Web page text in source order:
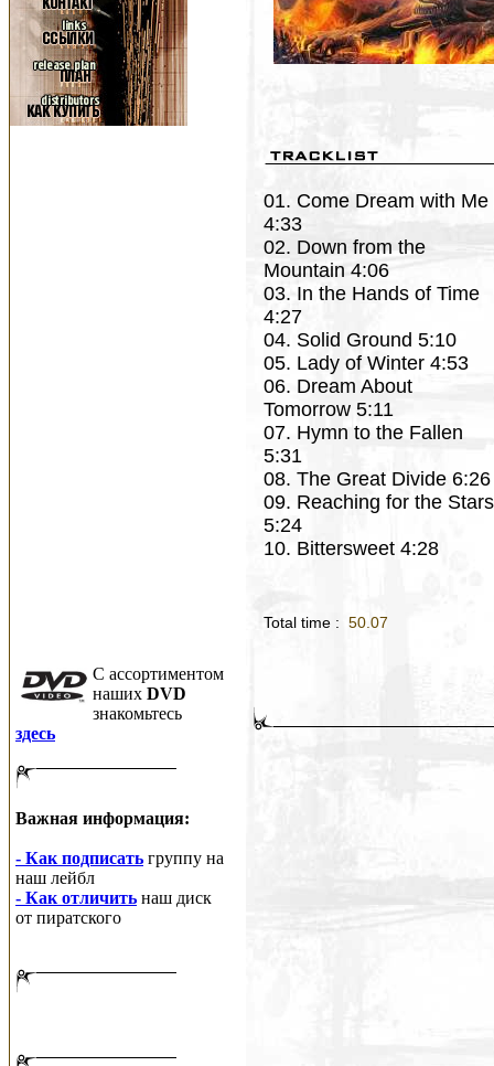
C ассортиментом
наших DVD
знакомьтесь
здесь
Важная информация:
- Как подписать группу на
наш лейбл
- Как отличить наш диск
от пиратского
01. Come Dream with Me
4:33
02. Down from the
Mountain 4:06
03. In the Hands of Time
4:27
04. Solid Ground 5:10
05. Lady of Winter 4:53
06. Dream About
Tomorrow 5:11
07. Hymn to the Fallen
5:31
08. The Great Divide 6:26
09. Reaching for the Stars
5:24
10. Bittersweet 4:28
Total time : 50.07